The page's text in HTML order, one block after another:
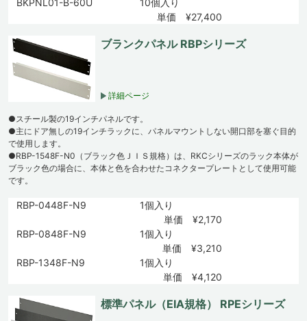
BKPNL01-B-60U
10個入り
単価 ¥27,400
ブランクパネル RBPシリーズ
詳細ページ
●スチール製の19インチパネルです。
●主にドア無しの19インチラックに、パネルマウントしない開口部を塞ぐ目的
で使用します。
●RBP-1548F-N0（ブラック色ＪＩＳ規格）は、RKCシリーズのラック本体が
ブラック色の場合に、本体と色を合わせたコネクタープレートとして使用可能
です。
RBP-0448F-N9
1個入り
単価 ¥2,170
RBP-0848F-N9
1個入り
単価 ¥3,210
RBP-1348F-N9
1個入り
単価 ¥4,120
標準パネル（EIA規格） RPEシリーズ